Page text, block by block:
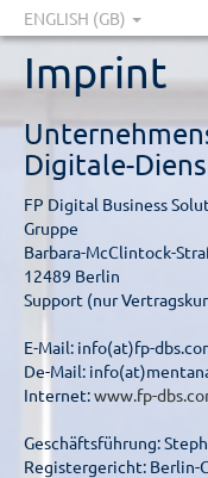
ENGLISH (GB)
Imprint
Digitale-
FP Digital Business
Gruppe
Barbara-McClintock-
12489 Berlin
Support (nur
E-Mail: info(at)fp-
De-Mail:
Internet:www.fp-
Geschäftsführung:
Registergericht: Berlin-